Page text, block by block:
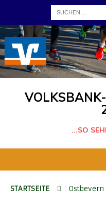
...SO
STARTSEITE Ostbevern